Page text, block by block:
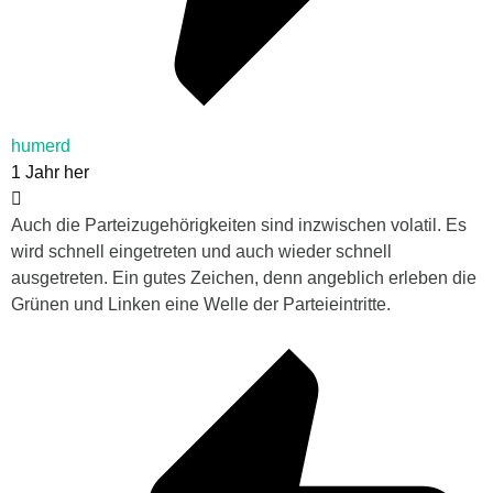
humerd
1 Jahr her
Auch die Parteizugehörigkeiten sind inzwischen volatil. Es
wird schnell eingetreten und auch wieder schnell
ausgetreten. Ein gutes Zeichen, denn angeblich erleben die
Grünen und Linken eine Welle der Parteieintritte.